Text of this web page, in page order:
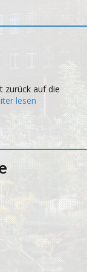
zurück auf die
lesen